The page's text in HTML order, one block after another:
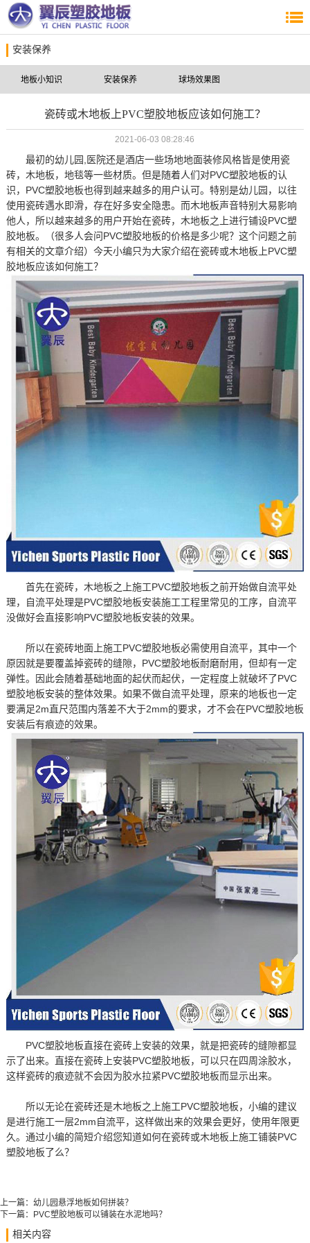
安装保养
地板小知识 安装保养 球场效果图
瓷砖或木地板上PVC塑胶地板应该如何施工？
2021-06-03 08:28:46
最初的幼儿园,医院还是酒店一些场地地面装修风格皆是使用瓷
砖，木地板，地毯等一些材质。但是随着人们对PVC塑胶地板的认
识，PVC塑胶地板也得到越来越多的用户认可。特别是幼儿园，以往
使用瓷砖遇水即滑，存在好多安全隐患。而木地板声音特别大易影响
他人，所以越来越多的用户开始在瓷砖，木地板之上进行铺设PVC塑
胶地板。（很多人会问PVC塑胶地板的价格是多少呢？这个问题之前
有相关的文章介绍）今天小编只为大家介绍在瓷砖或木地板上PVC塑
胶地板应该如何施工？
首先在瓷砖，木地板之上施工PVC塑胶地板之前开始做自流平处
理，自流平处理是PVC塑胶地板安装施工工程里常见的工序，自流平
没做好会直接影响PVC塑胶地板安装的效果。
所以在瓷砖地面上施工PVC塑胶地板必需使用自流平，其中一个
原因就是要覆盖掉瓷砖的缝隙，PVC塑胶地板耐磨耐用，但却有一定
弹性。因此会随着基础地面的起伏而起伏，一定程度上就破坏了PVC
塑胶地板安装的整体效果。如果不做自流平处理，原来的地板也一定
要满足2m直尺范围内落差不大于2mm的要求，才不会在PVC塑胶地板
安装后有痕迹的效果。
PVC塑胶地板直接在瓷砖上安装的效果，就是把瓷砖的缝隙都显
示了出来。直接在瓷砖上安装PVC塑胶地板，可以只在四周涂胶水，
这样瓷砖的痕迹就不会因为胶水拉紧PVC塑胶地板而显示出来。
所以无论在瓷砖还是木地板之上施工PVC塑胶地板，小编的建议
是进行施工一层2mm自流平，这样做出来的效果会更好，使用年限更
久。通过小编的简短介绍您知道如何在瓷砖或木地板上施工铺装PVC
塑胶地板了么？
上一篇： 幼儿园悬浮地板如何拼装？
下一篇： PVC塑胶地板可以铺装在水泥地吗？
相关内容